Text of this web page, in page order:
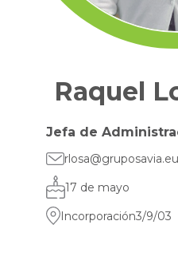
Raquel
Jefa de
rlosa@gruposavia.eu
17 de mayo
Incorporación3/9/03